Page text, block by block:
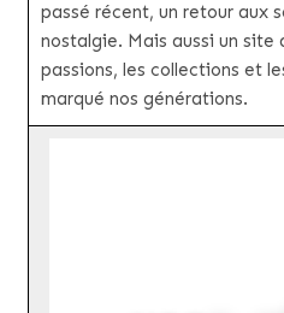
passé récent, un retour aux
nostalgie. Mais aussi un site
passions, les collections et
marqué nos générations.